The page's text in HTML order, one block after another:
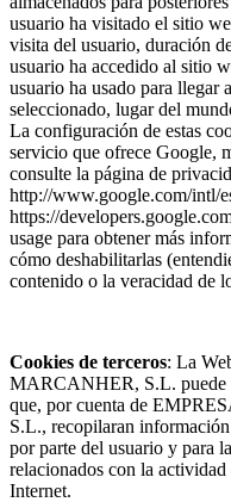
usuario ha visitado el sitio
visita del usuario, duración
usuario ha accedido al sitio
usuario ha usado para
seleccionado, lugar del
La configuración de estas
servicio que ofrece Google,
consulte la página de
http://www.google.com/intl/
https://
usage para obtener más
cómo deshabilitarlas
contenido o la veracidad de
Cookies de terceros: La
MARCANHER, S.L. puede
que, por cuenta de
S.L., recopilaran
por parte del usuario y para
relacionados con la
Internet.